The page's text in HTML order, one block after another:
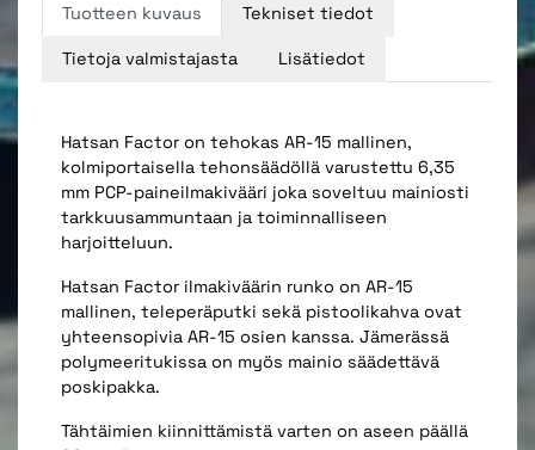
Tuotteen kuvaus Tekniset tiedot
Tietoja valmistajasta Lisätiedot
Hatsan Factor on tehokas AR-15 mallinen,
kolmiportaisella tehonsäädöllä varustettu 6,35
mm PCP-paineilmakivääri joka soveltuu mainiosti
tarkkuusammuntaan ja toiminnalliseen
harjoitteluun.
Hatsan Factor ilmakiväärin runko on AR-15
mallinen, teleperäputki sekä pistoolikahva ovat
yhteensopivia AR-15 osien kanssa. Jämerässä
polymeeritukissa on myös mainio säädettävä
poskipakka.
Tähtäimien kiinnittämistä varten on aseen päällä